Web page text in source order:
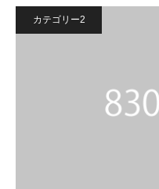
カテゴリー2